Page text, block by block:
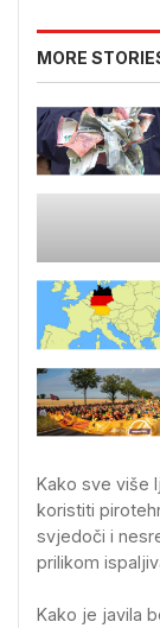
MORE
Kako sve više
koristiti
svjedoči i
prilikom
Kako je javila